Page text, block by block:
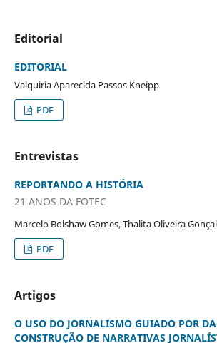
Editorial
EDITORIAL
Valquiria Aparecida Passos Kneipp
PDF
Entrevistas
REPORTANDO A HISTÓRIA
21 ANOS DA FOTEC
Marcelo Bolshaw Gomes, Thalita Oliveira
PDF
Artigos
O USO DO JORNALISMO GUIADO POR
CONSTRUÇÃO DE NARRATIVAS